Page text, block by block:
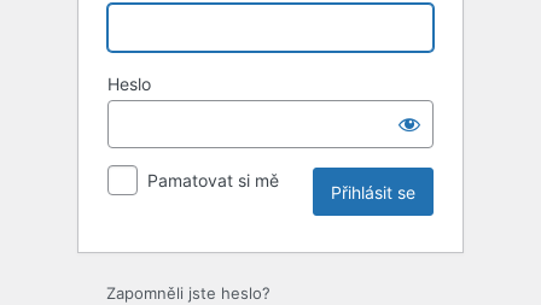
Heslo
Pamatovat si mě
Zapomněli jste heslo?